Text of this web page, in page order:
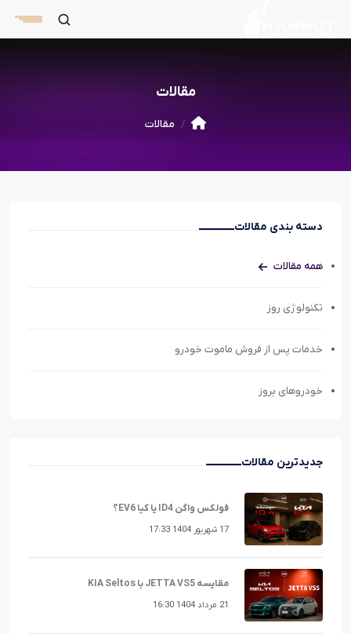
مقالات
مقالات
دسته بندی مقالات
همه مقالات
تکنولوژی روز
خدمات پس از فروش ماموت خودرو
خودروهای بروز
جدیدترین مقالات
فولکس واگن ID4 یا کیا EV6؟
17 شهریور 1404 17:33
مقایسه JETTA VS5 با KIA Seltos
21 مرداد 1404 16:30